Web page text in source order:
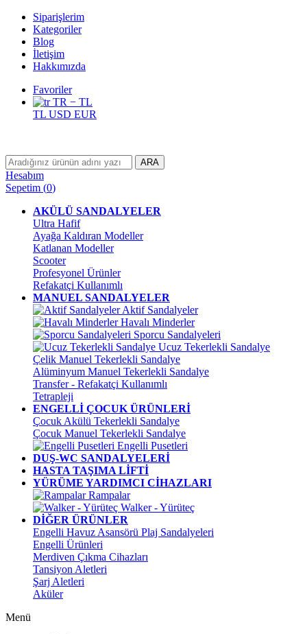
Siparişlerim
Kategoriler
Blog
İletişim
Hakkımızda
Favoriler
TR − TL
TL USD EUR
ARA
Hesabım
Sepetim (0)
AKÜLÜ SANDALYELER
Ultra Hafif
Ayağa Kaldıran Modeller
Katlanan Modeller
Scooter
Profesyonel Ürünler
Refakatçi Kullanımlı
MANUEL SANDALYELER
Aktif Sandalyeler
Havalı Minderler
Sporcu Sandalyeleri
Ucuz Tekerlekli Sandalye
Çelik Manuel Tekerlekli Sandalye
Alüminyum Manuel Tekerlekli Sandalye
Transfer - Refakatçi Kullanımlı
Tetrapleji
ENGELLİ ÇOCUK ÜRÜNLERİ
Çocuk Akülü Tekerlekli Sandalye
Çocuk Manuel Tekerlekli Sandalye
Engelli Pusetleri
DUŞ-WC SANDALYELERİ
HASTA TAŞIMA LİFTİ
YÜRÜME YARDIMCI CİHAZLARI
Rampalar
Walker - Yürüteç
DİĞER ÜRÜNLER
Engelli Havuz Asansörü Plaj Sandalyeleri
Engelli Ürünleri
Merdiven Çıkma Cihazları
Tansiyon Aletleri
Şarj Aletleri
Aküler
Menü